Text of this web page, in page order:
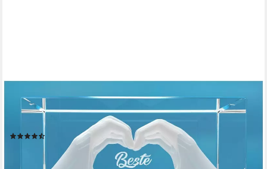
Dekofigur 3D Glasquader I Herz aus Händen mit Gravur I Text:
Beste Mama!, Hochwertige Geschenkbox, Made in Germany,
Familienbetrieb
lieferbar - in 2-3 Werktagen bei dir